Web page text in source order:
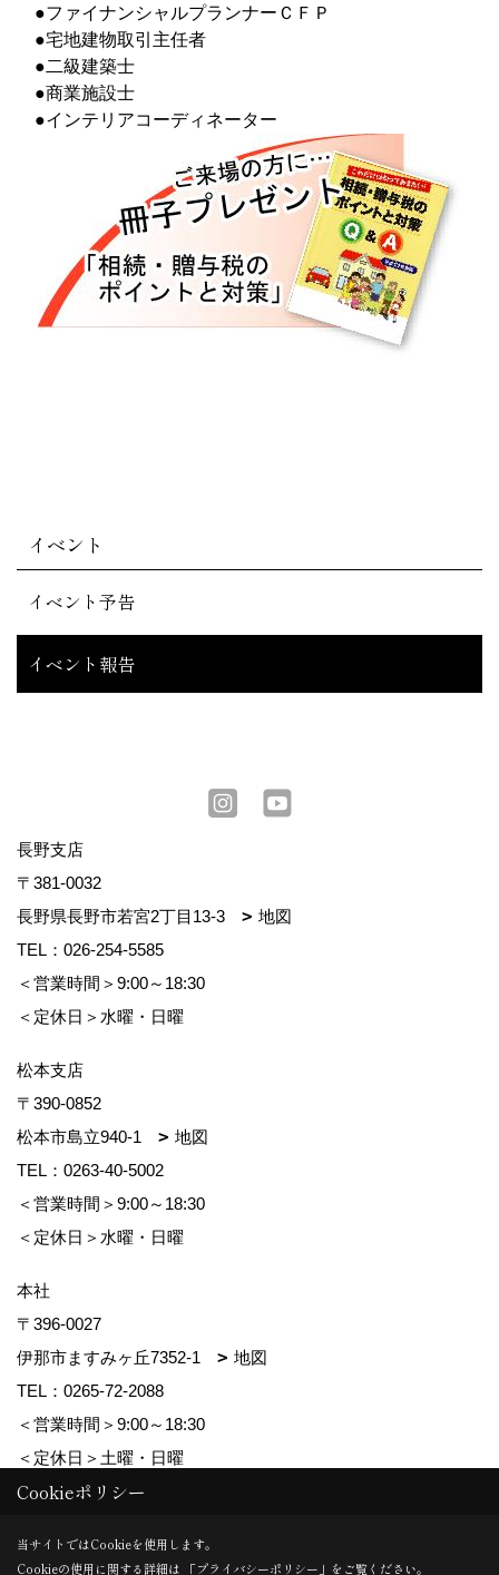
●ファイナンシャルプランナーＣＦＰ
●宅地建物取引主任者
●二級建築士
●商業施設士
●インテリアコーディネーター
イベント
イベント予告
イベント報告
長野支店
〒381-0032
長野県長野市若宮2丁目13-3
地図
TEL： 026-254-5585
＜営業時間＞9:00～18:30
＜定休日＞水曜・日曜
松本支店
〒390-0852
松本市島立940-1
地図
TEL： 0263-40-5002
＜営業時間＞9:00～18:30
＜定休日＞水曜・日曜
本社
〒396-0027
伊那市ますみヶ丘7352-1
地図
TEL： 0265-72-2088
＜営業時間＞9:00～18:30
＜定休日＞土曜・日曜
Copyright (c) ForestCorporation. All Rights Reserved.
Produced byゴデスクリエイト
Cookieポリシー
当サイトではCookieを使用します。
Cookieの使用に関する詳細は 「プライバシーポリシー 」をご覧ください。